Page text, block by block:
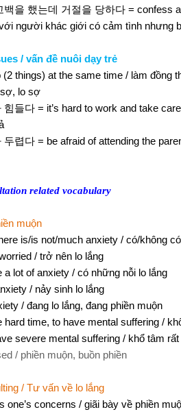
백을 했는데 거절을 당하다= confess
người khác giới có cảm tình nhưng
/ vấn đề nuôi dạy trẻ
things) at the same time / làm đồng
lo sợ
힘들다= it’s hard to work and take
두렵다= be afraid of attending the
related vocabulary
muộn
is/is not/much anxiety / có/không
/ trở nên lo lắng
lot of anxiety / có những nỗi lo lắng
/ nảy sinh lo lắng
/ đang lo lắng, đang phiền muộn
time, to have mental suffering /
severe mental suffering / khổ tâm rất
/ phiền muộn, buồn phiền
/ Tư vấn về lo lắng
one’s concerns / giãi bày về phiền